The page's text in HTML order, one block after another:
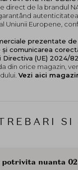
de la brandul
Uniunii Europene,
prezentate
comunicarea
(UE) 2024/
din orice magazin,
Vezi aici
SI
nuanta